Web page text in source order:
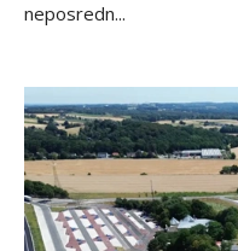
neposredn...